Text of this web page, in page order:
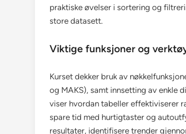
praktiske øvelser i sortering og
store datasett.
Viktige funksjoner og
Kurset dekker bruk av
og MAKS), samt innsetting av enkle
viser hvordan tabeller effektiviserer
spare tid med hurtigtaster og
resultater, identifisere trender